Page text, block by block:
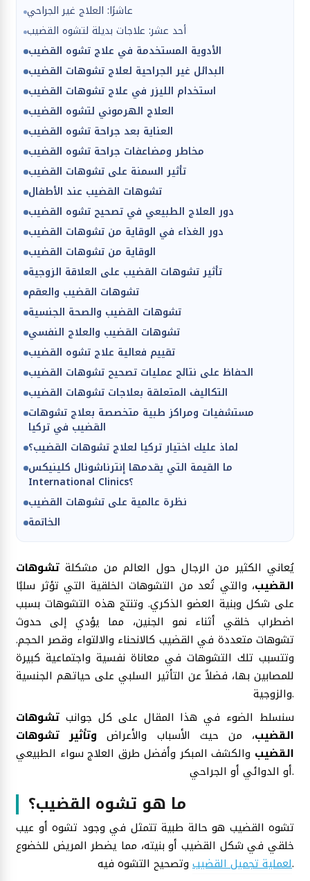
عاشرًا: العلاج غير الجراحي
أحد عشر: علاجات بديلة لتشوه القضيب
الأدوية المستخدمة في علاج تشوه القضيب
البدائل غير الجراحية لعلاج تشوهات القضيب
استخدام الليزر في علاج تشوهات القضيب
العلاج الهرموني لتشوه القضيب
العناية بعد جراحة تشوه القضيب
مخاطر ومضاعفات جراحة تشوه القضيب
تأثير السمنة على تشوهات القضيب
تشوهات القضيب عند الأطفال
دور العلاج الطبيعي في تصحيح تشوه القضيب
دور الغذاء في الوقاية من تشوهات القضيب
الوقاية من تشوهات القضيب
تأثير تشوهات القضيب على العلاقة الزوجية
تشوهات القضيب والعقم
تشوهات القضيب والصحة الجنسية
تشوهات القضيب والعلاج النفسي
تقييم فعالية علاج تشوه القضيب
الحفاظ على نتائج عمليات تصحيح تشوهات القضيب
التكاليف المتعلقة بعلاجات تشوهات القضيب
مستشفيات ومراكز طبية متخصصة بعلاج تشوهات
القضيب في تركيا
لماذ عليك اختيار تركيا لعلاج تشوهات القضيب؟
ما القيمة التي يقدمها إنترناشونال كلينيكس
International Clinics؟
نظرة عالمية على تشوهات القضيب
الخاتمة
يُعاني الكثير من الرجال حول العالم من مشكلة تشوهات
القضيب، والتي تُعد من التشوهات الخلقية التي تؤثر سلبًا
على شكل وبنية العضو الذكري. وتنتج هذه التشوهات بسبب
اضطراب خلقي أثناء نمو الجنين، مما يؤدي إلى حدوث
تشوهات متعددة في القضيب كالانحناء والالتواء وقصر الحجم.
وتتسبب تلك التشوهات في معاناة نفسية واجتماعية كبيرة
للمصابين بها، فضلاً عن التأثير السلبي على حياتهم الجنسية
والزوجية.
سنسلط الضوء في هذا المقال على كل جوانب تشوهات
القضيب، من حيث الأسباب والأعراض وتأثير تشوهات
القضيب والكشف المبكر وأفضل طرق العلاج سواء الطبيعي
أو الدوائي أو الجراحي.
ما هو تشوه القضيب؟
تشوه القضيب هو حالة طبية تتمثل في وجود تشوه أو عيب
خلقي في شكل القضيب أو بنيته، مما يضطر المريض للخضوع
لعملية تجميل القضيبوتصحيح التشوه فيه.